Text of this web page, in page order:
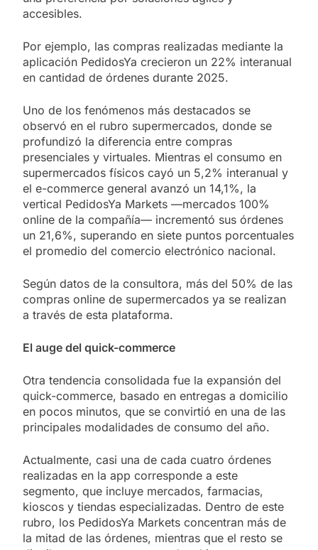
accesibles.
Por ejemplo, las compras realizadas mediante la
aplicación PedidosYa crecieron un 22% interanual
en cantidad de órdenes durante 2025.
Uno de los fenómenos más destacados se
observó en el rubro supermercados, donde se
profundizó la diferencia entre compras
presenciales y virtuales. Mientras el consumo en
supermercados físicos cayó un 5,2% interanual y
el e-commerce general avanzó un 14,1%, la
vertical PedidosYa Markets —mercados 100%
online de la compañía— incrementó sus órdenes
un 21,6%, superando en siete puntos porcentuales
el promedio del comercio electrónico nacional.
Según datos de la consultora, más del 50% de las
compras online de supermercados ya se realizan
a través de esta plataforma.
El auge del quick-commerce
Otra tendencia consolidada fue la expansión del
quick-commerce, basado en entregas a domicilio
en pocos minutos, que se convirtió en una de las
principales modalidades de consumo del año.
Actualmente, casi una de cada cuatro órdenes
realizadas en la app corresponde a este
segmento, que incluye mercados, farmacias,
kioscos y tiendas especializadas. Dentro de este
rubro, los PedidosYa Markets concentran más de
la mitad de las órdenes, mientras que el resto se